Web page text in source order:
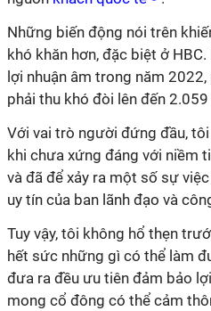
Những biến động nói trên
khó khăn hơn, đặc biệt ở
lợi nhuận âm trong năm
phải thu khó đòi lên đến
Với vai trò người đứng đầu,
khi chưa xứng đáng với niềm
và đã để xảy ra một số sự
uy tín của ban lãnh đạo và
Tuy vậy, tôi không hổ thẹn
hết sức những gì có thể làm
đưa ra đều ưu tiên đảm bảo
mong cổ đông có thể cảm